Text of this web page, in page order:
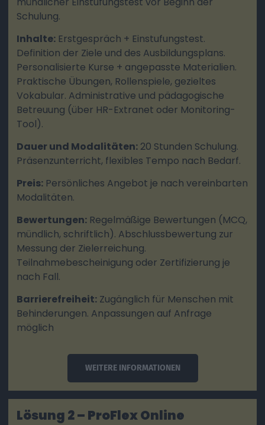
Schulung.
Inhalte: Erstgespräch + Einstufungstest.
Definition der Ziele und des Ausbildungsplans.
Personalisierte Kurse + angepasste Materialien.
Praktische Übungen, Rollenspiele, gezieltes
Vokabular. Administrative und pädagogische
Betreuung (über HR-Extranet oder Monitoring-
Tool).
Dauer und Modalitäten: 20 Stunden Schulung.
Präsenzunterricht, flexibles Tempo nach Bedarf.
Preis: Persönliches Angebot je nach vereinbarten
Modalitäten.
Bewertungen: Regelmäßige Bewertungen (MCQ,
mündlich, schriftlich). Abschlussbewertung zur
Messung der Zielerreichung.
Teilnahmebescheinigung oder Zertifizierung je
nach Fall.
Barrierefreiheit: Zugänglich für Menschen mit
Behinderungen. Anpassungen auf Anfrage
möglich
WEITERE INFORMATIONEN
Lösung 2 – ProFlex Online